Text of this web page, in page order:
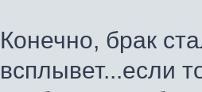
Конечно, брак
всплывет...если